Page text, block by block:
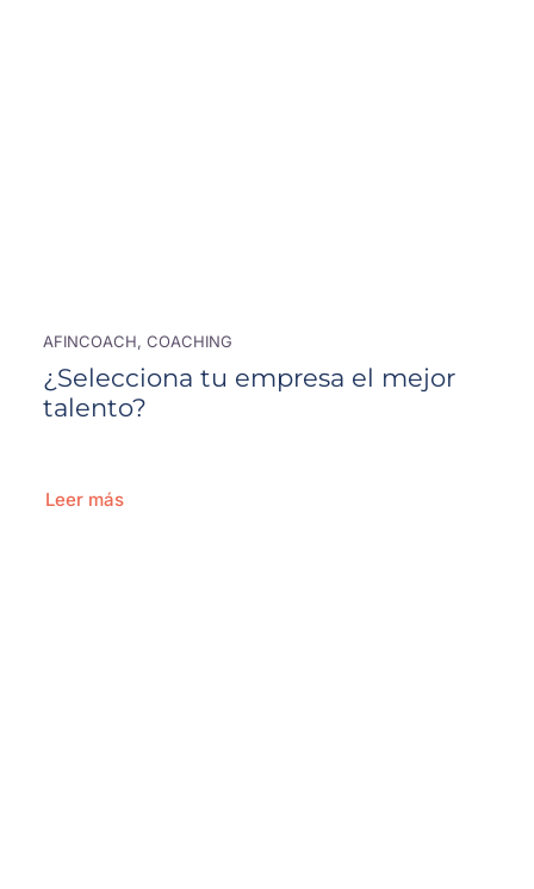
AFINCOACH, COACHING
¿Selecciona tu empresa el mejor
talento?
Leer más